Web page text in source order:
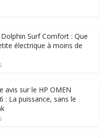
Dolphin Surf Comfort : Que
électrique à moins de
avis sur le HP OMEN
: La puissance, sans le